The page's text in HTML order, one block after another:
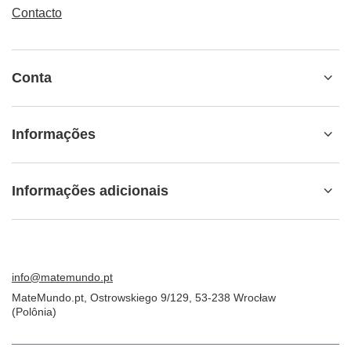
Contacto
Conta
Informações
Informações adicionais
info@matemundo.pt
MateMundo.pt Ostrowskiego 9/129 53-238 Wrocław
(Polônia)